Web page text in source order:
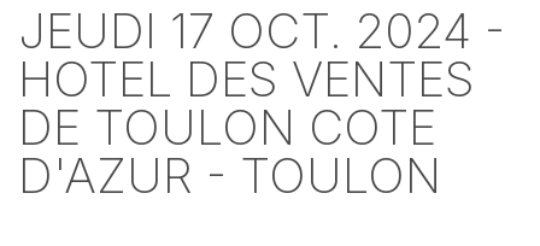
JEUDI 17 OCT. 2024 -
HOTEL DES VENTES
DE TOULON COTE
D'AZUR - TOULON